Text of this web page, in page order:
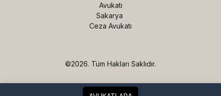
Avukatı
Sakarya
Ceza Avukatı
©2026. Tüm Hakları Saklıdır.